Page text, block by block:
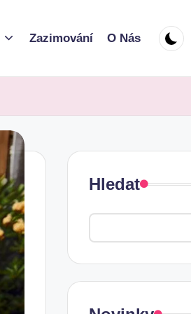
Zazimování O Nás
Hledat